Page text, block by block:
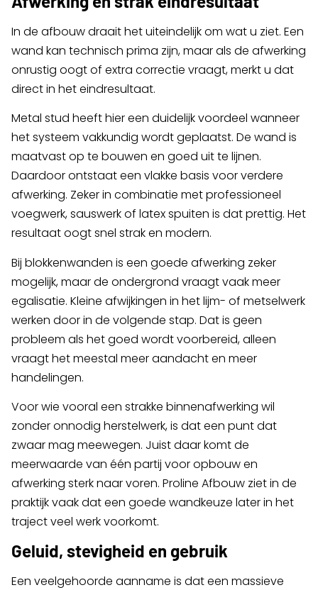
In de afbouw draait het uiteindelijk om wat u ziet. Een
wand kan technisch prima zijn, maar als de afwerking
onrustig oogt of extra correctie vraagt, merkt u dat
direct in het eindresultaat.
Metal stud heeft hier een duidelijk voordeel wanneer
het systeem vakkundig wordt geplaatst. De wand is
maatvast op te bouwen en goed uit te lijnen.
Daardoor ontstaat een vlakke basis voor verdere
afwerking. Zeker in combinatie met professioneel
voegwerk, sauswerk of latex spuiten is dat prettig. Het
resultaat oogt snel strak en modern.
Bij blokkenwanden is een goede afwerking zeker
mogelijk, maar de ondergrond vraagt vaak meer
egalisatie. Kleine afwijkingen in het lijm- of metselwerk
werken door in de volgende stap. Dat is geen
probleem als het goed wordt voorbereid, alleen
vraagt het meestal meer aandacht en meer
handelingen.
Voor wie vooral een strakke binnenafwerking wil
zonder onnodig herstelwerk, is dat een punt dat
zwaar mag meewegen. Juist daar komt de
meerwaarde van één partij voor opbouw en
afwerking sterk naar voren. Proline Afbouw ziet in de
praktijk vaak dat een goede wandkeuze later in het
traject veel werk voorkomt.
Geluid, stevigheid en gebruik
Een veelgehoorde aanname is dat een massieve